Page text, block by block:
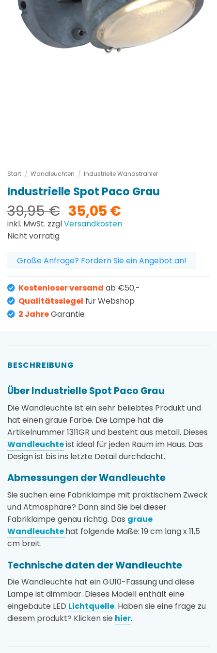
Start / Wandleuchten / Industrielle Wandstrahler
Industrielle Spot Paco Grau
39,95€ Ursprünglicher
Preis
35,05 €Aktueller
Preis
inkl. MwSt. zzglVersandkosten
Nicht vorrätig
Große Anfrage? Fordern Sie ein Angebot an!
Kostenloser versand ab €50,-
Qualitätssiegel für Webshop
2 JahreGarantie
BESCHREIBUNG
Über Industrielle Spot Paco Grau
Die Wandleuchte ist ein sehr beliebtes Produkt und
hat einen graue Farbe. Die Lampe hat die
Artikelnummer 1311GR und besteht aus metall. Dieses
Wandleuchteist ideal für jeden Raum im Haus. Das
Design ist bis ins letzte Detail durchdacht.
Abmessungen der Wandleuchte
Sie suchen eine Fabriklampe mit praktischem Zweck
und Atmosphäre? Dann sind Sie bei dieser
Fabriklampe genau richtig. Das graue
Wandleuchtehat folgende Maße: 19 cm lang x 11,5
cm breit.
Technische daten der Wandleuchte
Die Wandleuchte hat ein GU10-Fassung und diese
Lampe ist dimmbar. Dieses Modell enthält eine
eingebaute LED Lichtquelle. Haben sie eine frage zu
diesem produkt? Klicken sie hier.